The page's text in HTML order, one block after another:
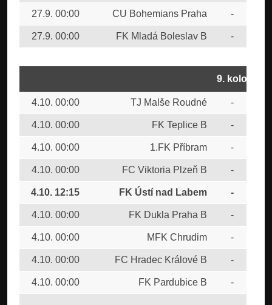
27.9. 00:00 CU Bohemians Praha -
27.9. 00:00 FK Mladá Boleslav B -
9. kolo
4.10. 00:00 TJ Malše Roudné -
4.10. 00:00 FK Teplice B -
4.10. 00:00 1.FK Příbram -
4.10. 00:00 FC Viktoria Plzeň B -
4.10. 12:15 FK Ústí nad Labem -
4.10. 00:00 FK Dukla Praha B -
4.10. 00:00 MFK Chrudim -
4.10. 00:00 FC Hradec Králové B -
4.10. 00:00 FK Pardubice B -